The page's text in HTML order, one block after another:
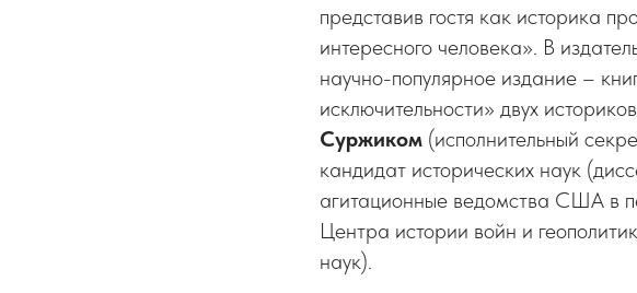
представив гостя как историка
интересного человека». В
научно-популярное издание –
исключительности» двух
Суржиком (исполнительный
кандидат исторических наук
агитационные ведомства США в
Центра истории войн и
наук).